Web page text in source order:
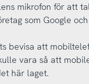
mikrofon för att
som Google
bevisa att
vara så att
här laget.